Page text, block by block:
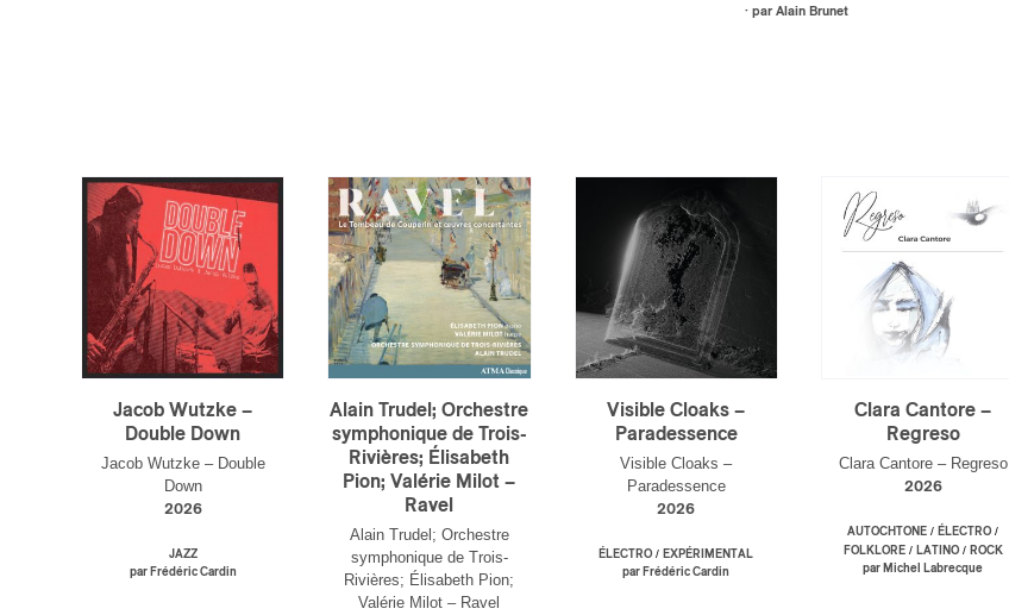
· parAlain Brunet
Jacob Wutzke –
Double Down
Jacob Wutzke – Double
Down
2026
JAZZ
par Frédéric Cardin
Alain Trudel; Orchestre
symphonique de Trois-
Rivières; Élisabeth
Pion; Valérie Milot –
Ravel
Alain Trudel; Orchestre
symphonique de Trois-
Rivières; Élisabeth Pion;
Valérie Milot – Ravel
Visible Cloaks –
Paradessence
Visible Cloaks –
Paradessence
2026
ÉLECTRO / EXPÉRIMENTAL
par Frédéric Cardin
Clara Cantore –
Regreso
Clara Cantore – Regreso
2026
AUTOCHTONE / ÉLECTRO /
FOLKLORE/ LATINO/ ROCK
par Michel Labrecque